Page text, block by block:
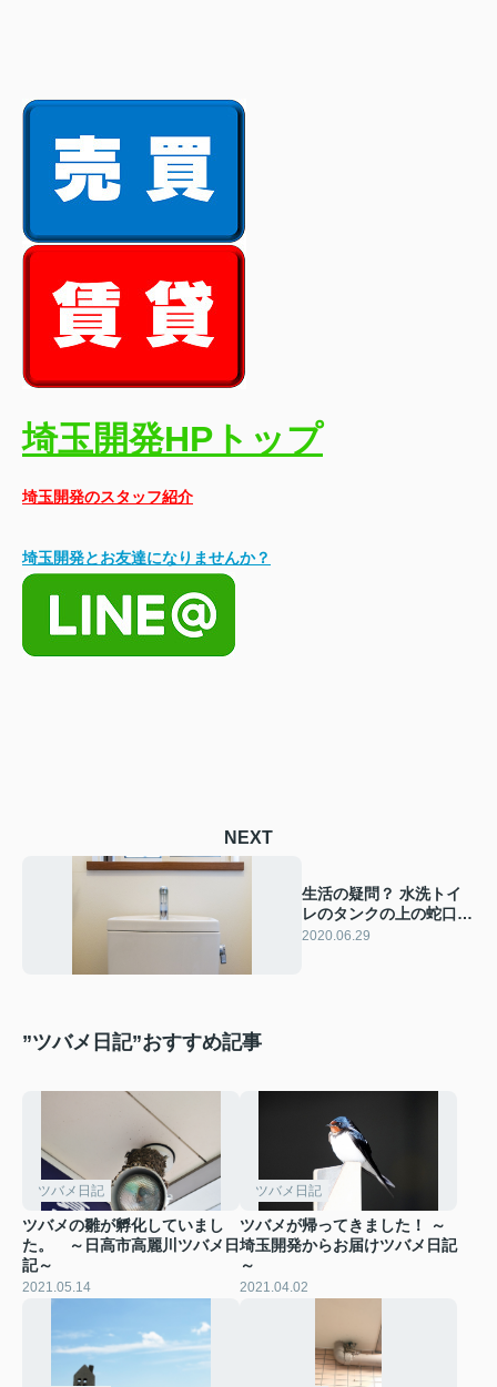
埼玉開発HPトップ
埼玉開発のスタッフ紹介
埼玉開発とお友達になりませんか？
NEXT
生活の疑問？ 水洗トイ
レのタンクの上の蛇口っ
て手を洗う所？
2020.06.29
”ツバメ日記”おすすめ記事
ツバメ日記
ツバメの雛が孵化していまし
た。 ～日高市高麗川ツバメ日
記～
2021.05.14
ツバメ日記
ツバメが帰ってきました！ ～
埼玉開発からお届けツバメ日記
～
2021.04.02